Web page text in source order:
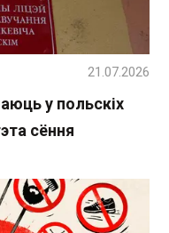
у польскіх
сёння
21.07.2026